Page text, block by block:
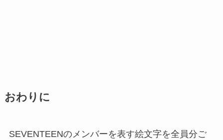
おわりに
SEVENTEENのメンバーを表す絵文字を全員分ご